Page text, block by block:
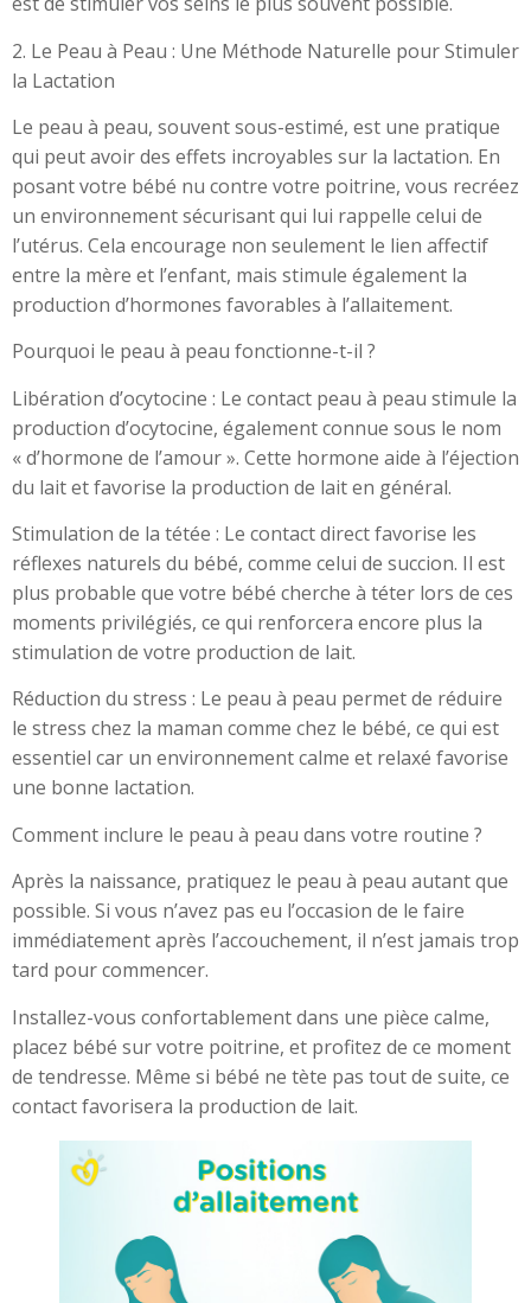
2. Le Peau à Peau : Une Méthode Naturelle pour Stimuler
la Lactation
Le peau à peau, souvent sous-estimé, est une pratique
qui peut avoir des effets incroyables sur la lactation. En
posant votre bébé nu contre votre poitrine, vous recréez
un environnement sécurisant qui lui rappelle celui de
l’utérus. Cela encourage non seulement le lien affectif
entre la mère et l’enfant, mais stimule également la
production d’hormones favorables à l’allaitement.
Pourquoi le peau à peau fonctionne-t-il ?
Libération d’ocytocine : Le contact peau à peau stimule la
production d’ocytocine, également connue sous le nom
« d’hormone de l’amour ». Cette hormone aide à l’éjection
du lait et favorise la production de lait en général.
Stimulation de la tétée : Le contact direct favorise les
réflexes naturels du bébé, comme celui de succion. Il est
plus probable que votre bébé cherche à téter lors de ces
moments privilégiés, ce qui renforcera encore plus la
stimulation de votre production de lait.
Réduction du stress : Le peau à peau permet de réduire
le stress chez la maman comme chez le bébé, ce qui est
essentiel car un environnement calme et relaxé favorise
une bonne lactation.
Comment inclure le peau à peau dans votre routine ?
Après la naissance, pratiquez le peau à peau autant que
possible. Si vous n’avez pas eu l’occasion de le faire
immédiatement après l’accouchement, il n’est jamais trop
tard pour commencer.
Installez-vous confortablement dans une pièce calme,
placez bébé sur votre poitrine, et profitez de ce moment
de tendresse. Même si bébé ne tète pas tout de suite, ce
contact favorisera la production de lait.